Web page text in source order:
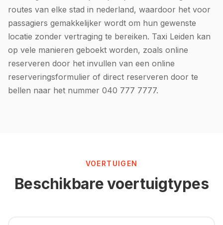
routes van elke stad in nederland, waardoor het voor
passagiers gemakkelijker wordt om hun gewenste
locatie zonder vertraging te bereiken. Taxi Leiden kan
op vele manieren geboekt worden, zoals online
reserveren door het invullen van een online
reserveringsformulier of direct reserveren door te
bellen naar het nummer 040 777 7777.
VOERTUIGEN
Beschikbare voertuigtypes